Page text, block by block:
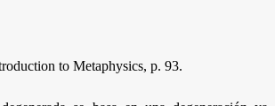
to Metaphysics, p. 93.